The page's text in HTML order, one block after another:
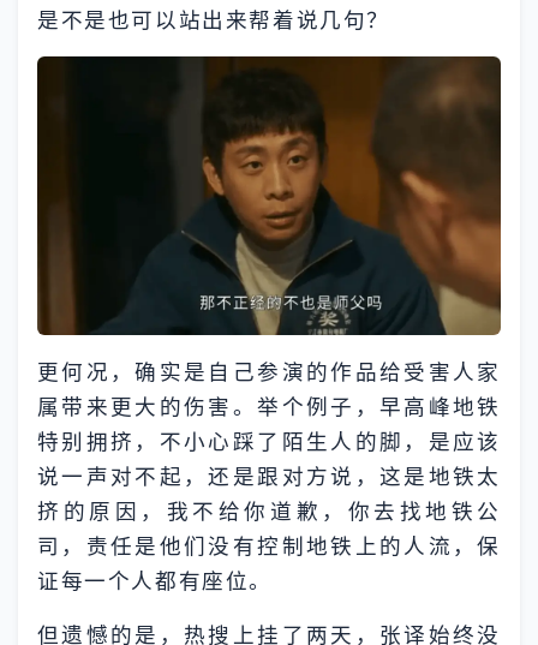
是不是也可以站出来帮着说几句？
更何况，确实是自己参演的作品给受害人家
属带来更大的伤害。举个例子，早高峰地铁
特别拥挤，不小心踩了陌生人的脚，是应该
说一声对不起，还是跟对方说，这是地铁太
挤的原因，我不给你道歉，你去找地铁公
司，责任是他们没有控制地铁上的人流，保
证每一个人都有座位。
但遗憾的是，热搜上挂了两天，张译始终没